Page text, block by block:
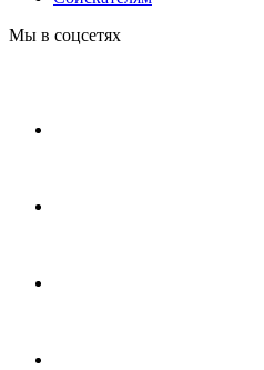
Мы в соцсетях